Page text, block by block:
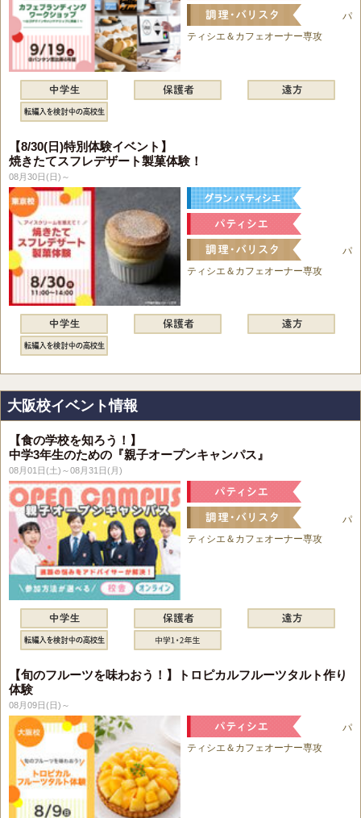
パ
ティシエ＆カフェオーナー専攻
【8/30(日)特別体験イベント】
焼きたてスフレデザート製菓体験！
08月30日(日)～
パ
ティシエ＆カフェオーナー専攻
大阪校イベント情報
【食の学校を知ろう！】
中学3年生のための『親子オープンキャンパス』
08月01日(土)～08月31日(月)
パ
ティシエ＆カフェオーナー専攻
【旬のフルーツを味わおう！】トロピカルフルーツタルト作り
体験
08月09日(日)～
パ
ティシエ＆カフェオーナー専攻